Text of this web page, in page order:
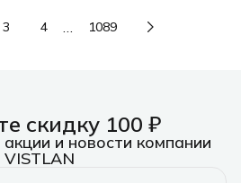
3 4 … 1089
скидку 100 ₽
и новости компании
VISTLAN